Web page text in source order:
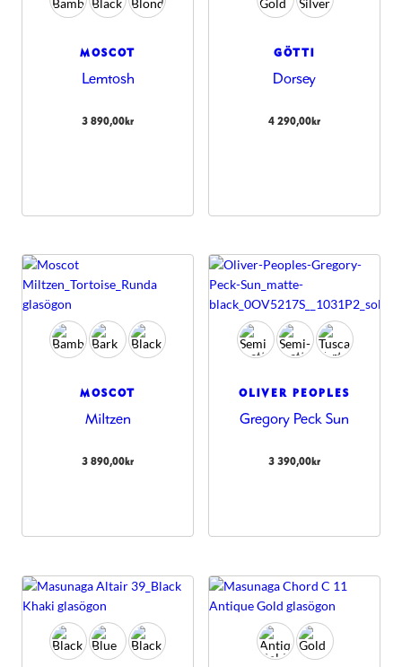
MOSCOT
Lemtosh
3 890,00kr
GÖTTI
Dorsey
4 290,00kr
MOSCOT
Miltzen
3 890,00kr
OLIVER PEOPLES
Gregory Peck Sun
3 390,00kr